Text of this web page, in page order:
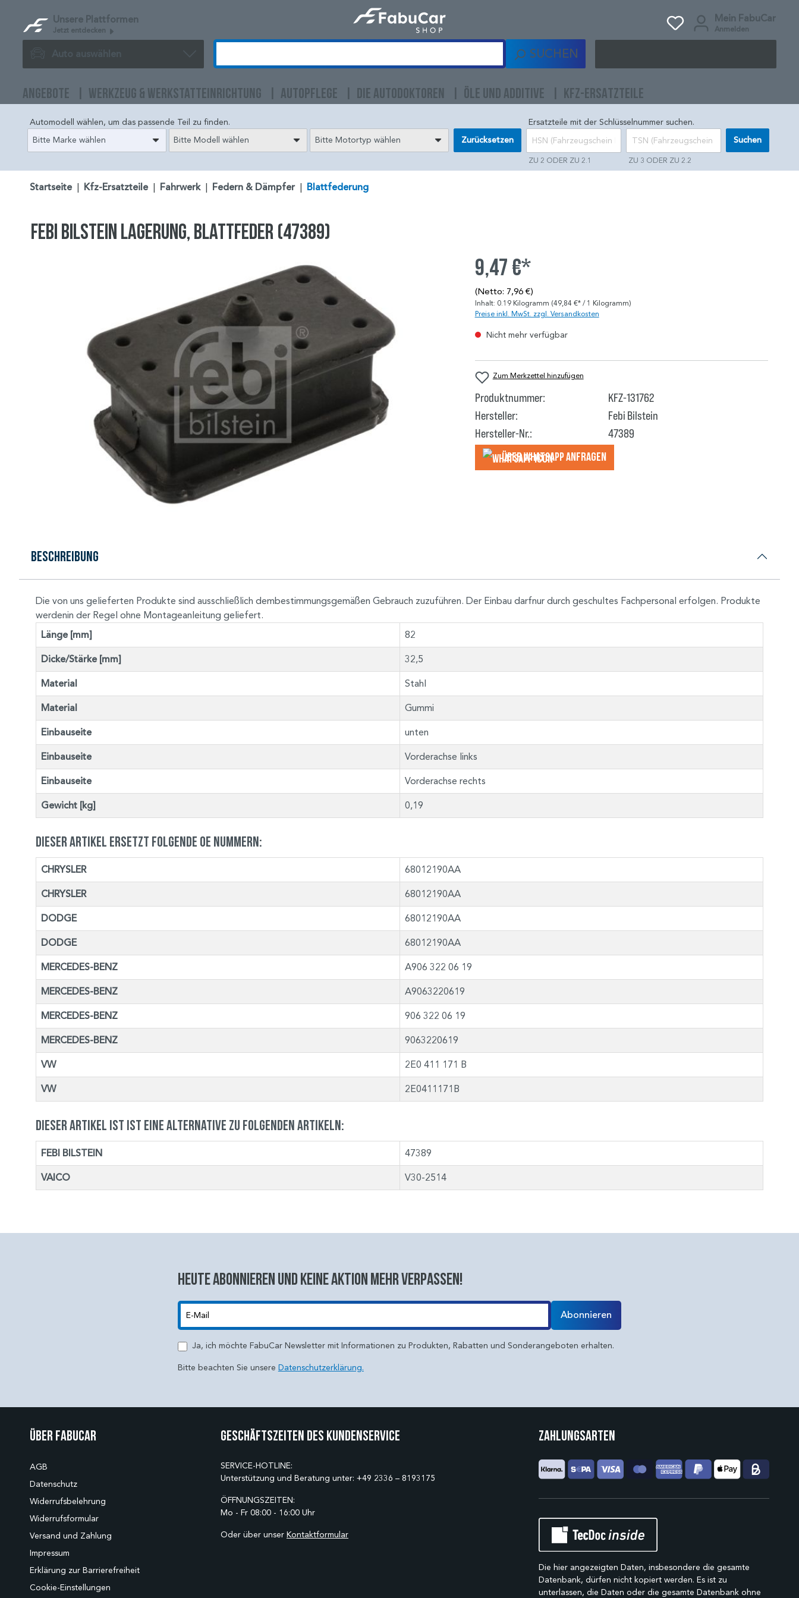
Unsere Plattformen
Jetzt entdecken
Mein FabuCar
Anmelden
Auto auswählen SUCHEN
ANGEBOTE WERKZEUG & WERKSTATTEINRICHTUNG AUTOPFLEGE DIE AUTODOKTOREN ÖLE UND ADDITIVE KFZ-ERSATZTEILE
Automodell wählen, um das passende Teil zu finden.
Bitte Marke wählen
Bitte Modell wählen Bitte Motortyp wählen Zurücksetzen
Ersatzteile mit der Schlüsselnummer suchen.
ZU 2 ODER ZU 2.1 ZU 3 ODER ZU 2.2
Suchen
Startseite Kfz-Ersatzteile Fahrwerk Federn & Dämpfer Blattfederung
FEBI BILSTEIN Lagerung, Blattfeder (47389)
9,47 €*
(Netto: 7,96 €)
Inhalt: 0.19 Kilogramm (49,84 €* / 1 Kilogramm)
Preise inkl. MwSt. zzgl. Versandkosten
Nicht mehr verfügbar
Zum Merkzettel hinzufügen
Produktnummer:
KFZ-131762
Hersteller:
Febi Bilstein
Hersteller-Nr.:
47389
Über WhatsApp anfragеn
Beschreibung
Die von uns gelieferten Produkte sind ausschließlich dembestimmungsgemäßen Gebrauch zuzuführen. Der Einbau darfnur durch geschultes Fachpersonal erfolgen. Produkte
werdenin der Regel ohne Montageanleitung geliefert.
Länge [mm] 82
Dicke/Stärke [mm] 32,5
Material Stahl
Material Gummi
Einbauseite unten
Einbauseite Vorderachse links
Einbauseite Vorderachse rechts
Gewicht [kg] 0,19
Dieser Artikel ersetzt folgende OE Nummern:
CHRYSLER 68012190AA
CHRYSLER 68012190AA
DODGE 68012190AA
DODGE 68012190AA
MERCEDES-BENZ A906 322 06 19
MERCEDES-BENZ A9063220619
MERCEDES-BENZ 906 322 06 19
MERCEDES-BENZ 9063220619
VW 2E0 411 171 B
VW 2E0411171B
Dieser Artikel ist ist eine Alternative zu folgenden Artikeln:
FEBI BILSTEIN 47389
VAICO V30-2514
Heute abonnieren und keine aktion mehr verpassen!
Abonnieren
Ja, ich möchte FabuCar Newsletter mit Informationen zu Produkten, Rabatten und Sonderangeboten erhalten.
Bitte beachten Sie unsere Datenschutzerklärung.
Über Fabucar
AGB
Datenschutz
Widerrufsbelehrung
Widerrufsformular
Versand und Zahlung
Impressum
Erklärung zur Barrierefreiheit
Cookie-Einstellungen
Geschäftszeiten des Kundenservice
SERVICE-HOTLINE:
Unterstützung und Beratung unter: +49 2336 – 8193175
ÖFFNUNGSZEITEN:
Mo - Fr 08:00 - 16:00 Uhr
Oder über unser Kontaktformular
Zahlungsarten
Die hier angezeigten Daten, insbesondere die gesamte
Datenbank, dürfen nicht kopiert werden. Es ist zu
unterlassen, die Daten oder die gesamte Datenbank ohne